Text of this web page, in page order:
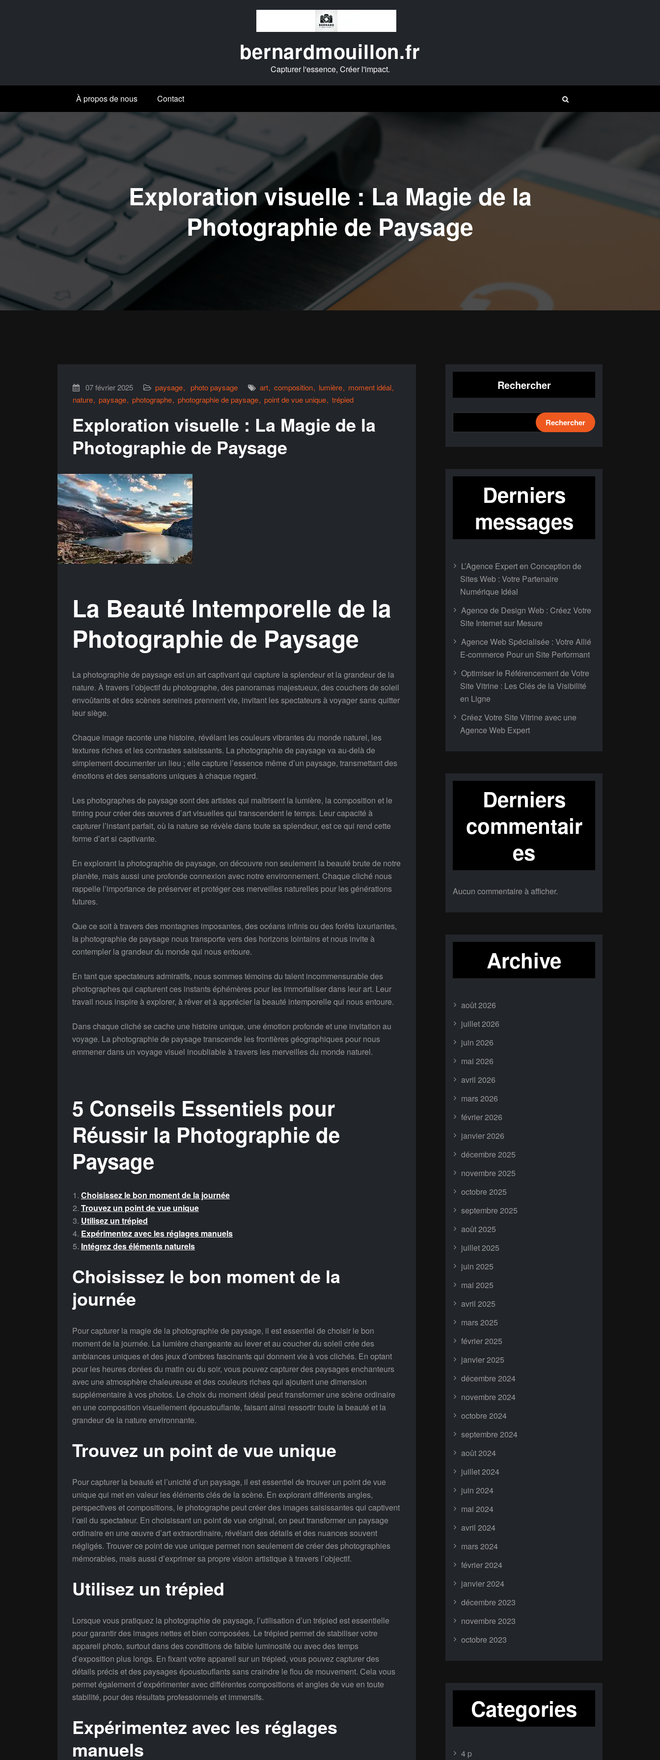
bernardmouillon.fr
Capturer l'essence, Créer l'impact.
À propos de nous Contact
Exploration visuelle : La Magie de la
Photographie de Paysage
07 février 2025 paysage photo paysage art composition lumière
moment idéal
nature paysage photographe photographie de paysage point de vue unique trépied
Exploration visuelle : La Magie de la
Photographie de Paysage
La Beauté Intemporelle de la
Photographie de Paysage
La photographie de paysage est un art captivant qui capture la splendeur et la grandeur de la
nature. À travers l’objectif du photographe, des panoramas majestueux, des couchers de soleil
envoûtants et des scènes sereines prennent vie, invitant les spectateurs à voyager sans quitter
leur siège.
Chaque image raconte une histoire, révélant les couleurs vibrantes du monde naturel, les
textures riches et les contrastes saisissants. La photographie de paysage va au-delà de
simplement documenter un lieu ; elle capture l’essence même d’un paysage, transmettant des
émotions et des sensations uniques à chaque regard.
Les photographes de paysage sont des artistes qui maîtrisent la lumière, la composition et le
timing pour créer des œuvres d’art visuelles qui transcendent le temps. Leur capacité à
capturer l’instant parfait, où la nature se révèle dans toute sa splendeur, est ce qui rend cette
forme d’art si captivante.
En explorant la photographie de paysage, on découvre non seulement la beauté brute de notre
planète, mais aussi une profonde connexion avec notre environnement. Chaque cliché nous
rappelle l’importance de préserver et protéger ces merveilles naturelles pour les générations
futures.
Que ce soit à travers des montagnes imposantes, des océans infinis ou des forêts luxuriantes,
la photographie de paysage nous transporte vers des horizons lointains et nous invite à
contempler la grandeur du monde qui nous entoure.
En tant que spectateurs admiratifs, nous sommes témoins du talent incommensurable des
photographes qui capturent ces instants éphémères pour les immortaliser dans leur art. Leur
travail nous inspire à explorer, à rêver et à apprécier la beauté intemporelle qui nous entoure.
Dans chaque cliché se cache une histoire unique, une émotion profonde et une invitation au
voyage. La photographie de paysage transcende les frontières géographiques pour nous
emmener dans un voyage visuel inoubliable à travers les merveilles du monde naturel.
5 Conseils Essentiels pour
Réussir la Photographie de
Paysage
Choisissez le bon moment de la journée
Trouvez un point de vue unique
Utilisez un trépied
Expérimentez avec les réglages manuels
Intégrez des éléments naturels
Choisissez le bon moment de la
journée
Pour capturer la magie de la photographie de paysage, il est essentiel de choisir le bon
moment de la journée. La lumière changeante au lever et au coucher du soleil crée des
ambiances uniques et des jeux d’ombres fascinants qui donnent vie à vos clichés. En optant
pour les heures dorées du matin ou du soir, vous pouvez capturer des paysages enchanteurs
avec une atmosphère chaleureuse et des couleurs riches qui ajoutent une dimension
supplémentaire à vos photos. Le choix du moment idéal peut transformer une scène ordinaire
en une composition visuellement époustouflante, faisant ainsi ressortir toute la beauté et la
grandeur de la nature environnante.
Trouvez un point de vue unique
Pour capturer la beauté et l’unicité d’un paysage, il est essentiel de trouver un point de vue
unique qui met en valeur les éléments clés de la scène. En explorant différents angles,
perspectives et compositions, le photographe peut créer des images saisissantes qui captivent
l’œil du spectateur. En choisissant un point de vue original, on peut transformer un paysage
ordinaire en une œuvre d’art extraordinaire, révélant des détails et des nuances souvent
négligés. Trouver ce point de vue unique permet non seulement de créer des photographies
mémorables, mais aussi d’exprimer sa propre vision artistique à travers l’objectif.
Utilisez un trépied
Lorsque vous pratiquez la photographie de paysage, l’utilisation d’un trépied est essentielle
pour garantir des images nettes et bien composées. Le trépied permet de stabiliser votre
appareil photo, surtout dans des conditions de faible luminosité ou avec des temps
d’exposition plus longs. En fixant votre appareil sur un trépied, vous pouvez capturer des
détails précis et des paysages époustouflants sans craindre le flou de mouvement. Cela vous
permet également d’expérimenter avec différentes compositions et angles de vue en toute
stabilité, pour des résultats professionnels et immersifs.
Expérimentez avec les réglages
manuels
Rechercher
Rechercher
Derniers
messages
L’Agence Expert en Conception de
Sites Web : Votre Partenaire
Numérique Idéal
Agence de Design Web : Créez Votre
Site Internet sur Mesure
Agence Web Spécialisée : Votre Allié
E-commerce Pour un Site Performant
Optimiser le Référencement de Votre
Site Vitrine : Les Clés de la Visibilité
en Ligne
Créez Votre Site Vitrine avec une
Agence Web Expert
Derniers
commentair
es
Aucun commentaire à afficher.
Archive
août 2026
juillet 2026
juin 2026
mai 2026
avril 2026
mars 2026
février 2026
janvier 2026
décembre 2025
novembre 2025
octobre 2025
septembre 2025
août 2025
juillet 2025
juin 2025
mai 2025
avril 2025
mars 2025
février 2025
janvier 2025
décembre 2024
novembre 2024
octobre 2024
septembre 2024
août 2024
juillet 2024
juin 2024
mai 2024
avril 2024
mars 2024
février 2024
janvier 2024
décembre 2023
novembre 2023
octobre 2023
Categories
4 p